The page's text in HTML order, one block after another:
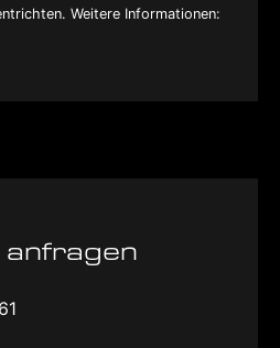
Weitere Informationen:
anfragen